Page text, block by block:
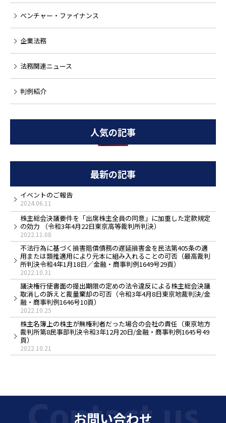
ベンチャー・ファイナンス
企業法務
法務関連ニュース
判例紹介
人気の記事
最新の記事
イベントのご報告
2024.06.11
株主総会決議要件を「出席株主全員の同意」に加重した定款規定
の効力 （令和3年4月22日東京高等裁判所判決）
2022.11.08
不法行為に基づく損害賠償債務の遅延損害金を民法第405条の適
用または類推適用により元本に組み入れることの可否（最高裁判
所判決令和4年1月18日／金融・商事判例1649号29頁）
2022.10.31
議決権行使書面の提出期限の定めの法令違反による株主総会決議
取消しの訴えと裁量棄却の可否（令和3年4月8日東京地裁判決/金
融・商事判例1646号10頁）
2022.10.25
株主名簿上の株主が無権利者だった場合の会社の責任（東京地方
裁判所第8民事部判決令和3年12月20日/金融・商事判例1645号49
頁）
2022.10.21
お問い合わせ